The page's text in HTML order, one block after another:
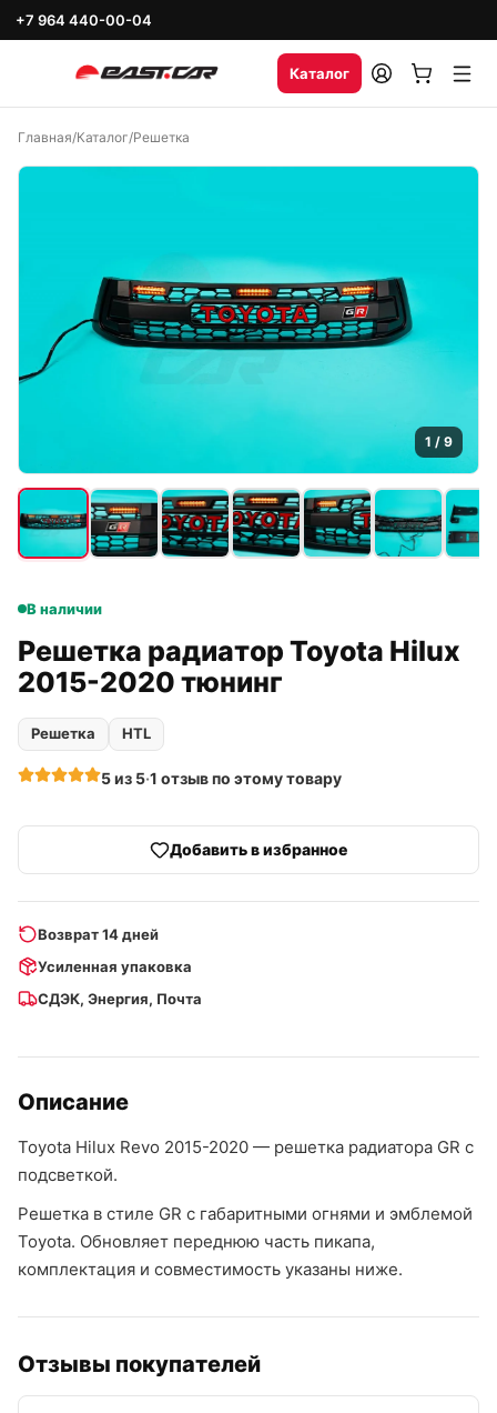
+7 964 440-00-04
Каталог
Главная/Каталог/Решетка
1 / 9
В наличии
Решетка радиатор Toyota Hilux
2015-2020 тюнинг
Решетка HTL
5из 5·1 отзывпо этому товару
Добавить в избранное
Возврат 14 дней
Усиленная упаковка
СДЭК, Энергия, Почта
Описание
Toyota Hilux Revo 2015-2020 — решетка радиатора GR с
подсветкой.
Решетка в стиле GR с габаритными огнями и эмблемой
Toyota. Обновляет переднюю часть пикапа,
комплектация и совместимость указаны ниже.
Отзывы покупателей